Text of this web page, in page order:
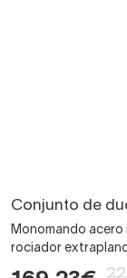
Conjunto de
Monomando
rociador